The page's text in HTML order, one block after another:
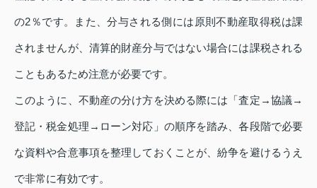
の2％です。また、分与される側には原則不動産取得税は課
されませんが、清算的財産分与ではない場合には課税される
こともあるため注意が必要です。
このように、不動産の分け方を決める際には「査定→協議→
登記・税金処理→ローン対応」の順序を踏み、各段階で必要
な資料や合意事項を整理しておくことが、紛争を避けるうえ
で非常に有効です。